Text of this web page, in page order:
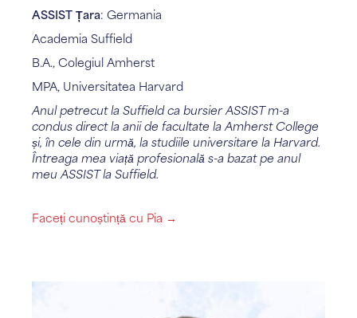
ASSIST Țara: Germania
Academia Suffield
B.A., Colegiul Amherst
MPA, Universitatea Harvard
Anul petrecut la Suffield ca bursier ASSIST m-a
condus direct la anii de facultate la Amherst College
și, în cele din urmă, la studiile universitare la Harvard.
Întreaga mea viață profesională s-a bazat pe anul
meu ASSIST la Suffield.
Faceți cunoștință cu Pia →